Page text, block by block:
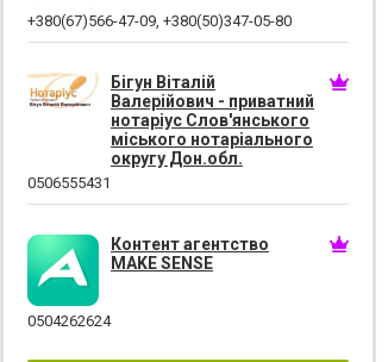
+380(67)566-47-09, +380(50)347-05-80
Бігун Віталій
Валерійович - приватний
нотаріус Слов'янського
міського нотаріального
округу Дон.обл.
0506555431
Контент агентство
MAKE SENSE
0504262624